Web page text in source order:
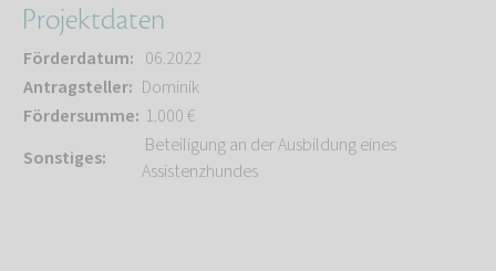
Projektdaten
Förderdatum: 06.2022
Antragsteller: Dominik
Fördersumme: 1.000 €
Sonstiges:
Beteiligung an der Ausbildung eines
Assistenzhundes